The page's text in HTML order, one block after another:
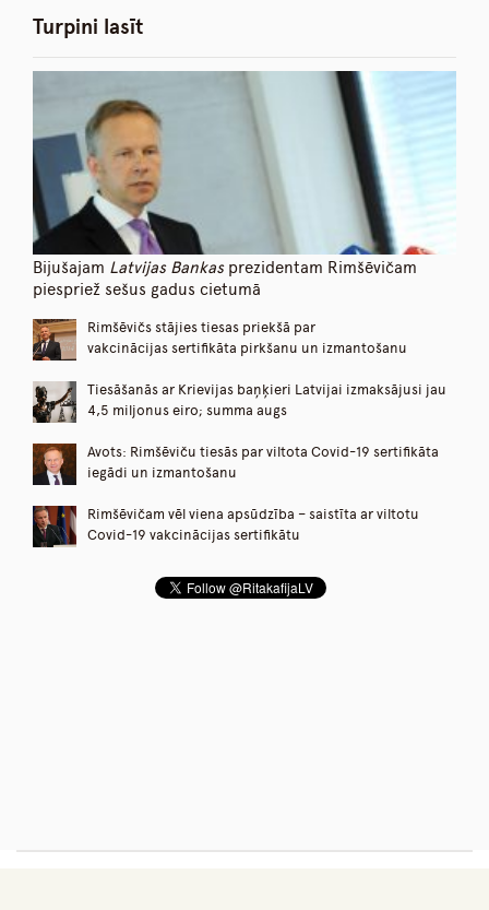
Turpini lasīt
Bijušajam Latvijas Bankasprezidentam Rimšēvičam
piespriež sešus gadus cietumā
Rimšēvičs stājies tiesas priekšā par
vakcinācijas sertifikāta pirkšanu un izmantošanu
Tiesāšanās ar Krievijas baņķieri Latvijai izmaksājusi jau
4,5 miljonus eiro; summa augs
Avots: Rimšēviču tiesās par viltota Covid-19 sertifikāta
iegādi un izmantošanu
Rimšēvičam vēl viena apsūdzība – saistīta ar viltotu
Covid-19 vakcinācijas sertifikātu